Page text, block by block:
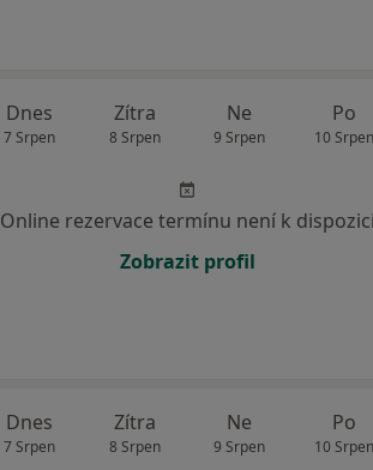
Dnes
7 Srpen
Zítra
8 Srpen
Ne
9 Srpen
Po
10 Srpen
Online rezervace termínu není k dispozici
Zobrazit profil
Dnes
7 Srpen
Zítra
8 Srpen
Ne
9 Srpen
Po
10 Srpen